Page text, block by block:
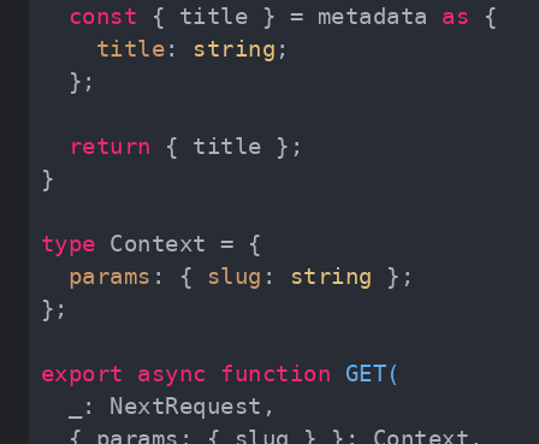
const { title } = metadata as
title: string
return
type
params : { slug : string
export async function GET(